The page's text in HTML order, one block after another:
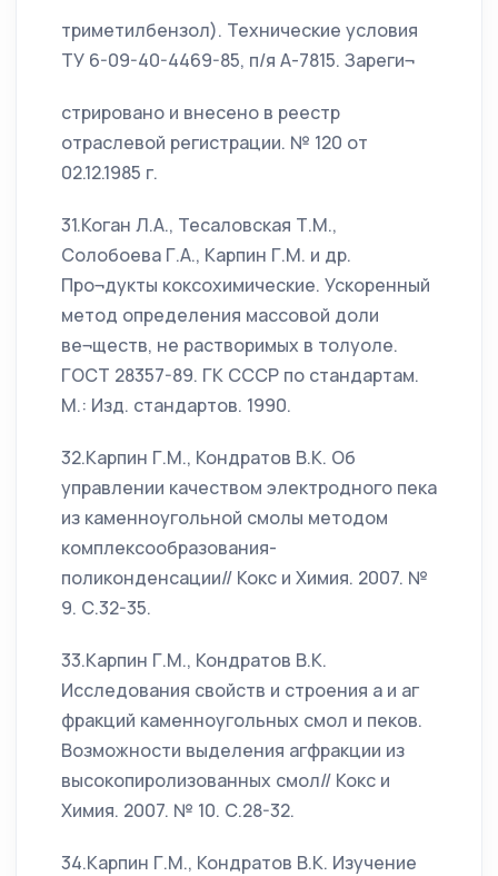
триметилбензол). Технические условия
ТУ 6-09-40-4469-85, п/я А-7815. Зареги¬
стрировано и внесено в реестр
отраслевой регистрации. № 120 от
02.12.1985 г.
31.Коган Л.А., Тесаловская Т.М.,
Солобоева Г.А., Карпин Г.М. и др.
Про¬дукты коксохимические. Ускоренный
метод определения массовой доли
ве¬ществ, не растворимых в толуоле.
ГОСТ 28357-89. ГК СССР по стандартам.
М.: Изд. стандартов. 1990.
32.Карпин Г.М., Кондратов В.К. Об
управлении качеством электродного пека
из каменноугольной смолы методом
комплексообразования-
поликонденсации// Кокс и Химия. 2007. №
9. С.32-35.
33.Карпин Г.М., Кондратов В.К.
Исследования свойств и строения а и аг
фракций каменноугольных смол и пеков.
Возможности выделения агфракции из
высокопиролизованных смол// Кокс и
Химия. 2007. № 10. С.28-32.
34.Карпин Г.М., Кондратов В.К. Изучение